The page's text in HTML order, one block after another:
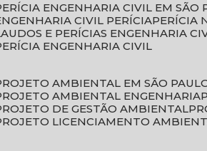
PERÍCIA ENGENHARIA CIVIL EM SÃO
ENGENHARIA CIVIL PERÍCIA
LAUDOS E PERÍCIAS ENGENHARIA
PERÍCIA ENGENHARIA CIVIL
PROJETO AMBIENTAL EM SÃO
PROJETO AMBIENTAL ENGENHARIA
PROJETO DE GESTÃO AMBIENTAL
PROJETO LICENCIAMENTO